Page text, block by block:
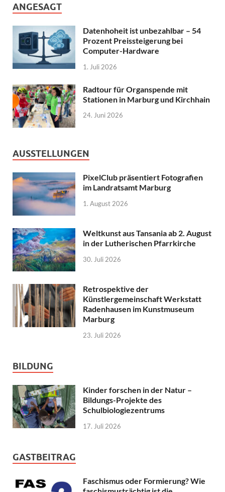
ANGESAGT
Datenhoheit ist unbezahlbar – 54
Prozent Preissteigerung bei
Computer-Hardware
1. Juli 2026
Radtour für Organspende mit
Stationen in Marburg und Kirchhain
24. Juni 2026
AUSSTELLUNGEN
PixelClub präsentiert Fotografien
im Landratsamt Marburg
1. August 2026
Weltkunst aus Tansania ab 2. August
in der Lutherischen Pfarrkirche
30. Juli 2026
Retrospektive der
Künstlergemeinschaft Werkstatt
Radenhausen im Kunstmuseum
Marburg
23. Juli 2026
BILDUNG
Kinder forschen in der Natur –
Bildungs-Projekte des
Schulbiologiezentrums
17. Juli 2026
GASTBEITRAG
Faschismus oder Formierung? Wie